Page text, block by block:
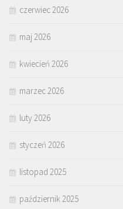
czerwiec 2026
maj 2026
kwiecień 2026
marzec 2026
luty 2026
styczeń 2026
listopad 2025
październik 2025